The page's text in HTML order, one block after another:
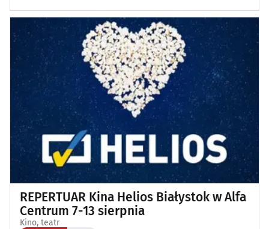
Dla dzieci(3)
Targi, konferencje(8)
Wykłady, pokazy, imprezy okolicznościowe (12)
Poza Białymstokiem (1)
REPERTUAR Kina Helios Białystok w Alfa
Centrum 7-13 sierpnia
Kino, teatr